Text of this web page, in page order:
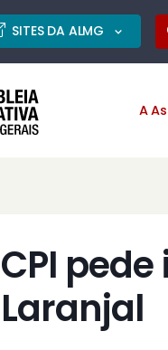
SITES DA ALMG
A
CPI
Laranjal